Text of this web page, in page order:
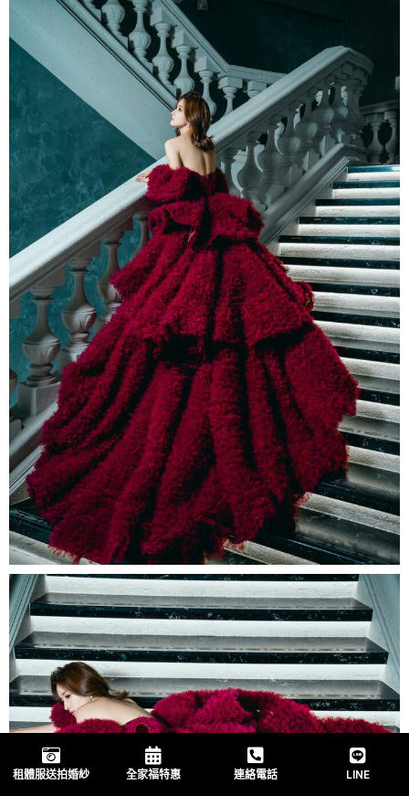
租體服送拍婚紗 全家福特惠 連絡電話 LINE